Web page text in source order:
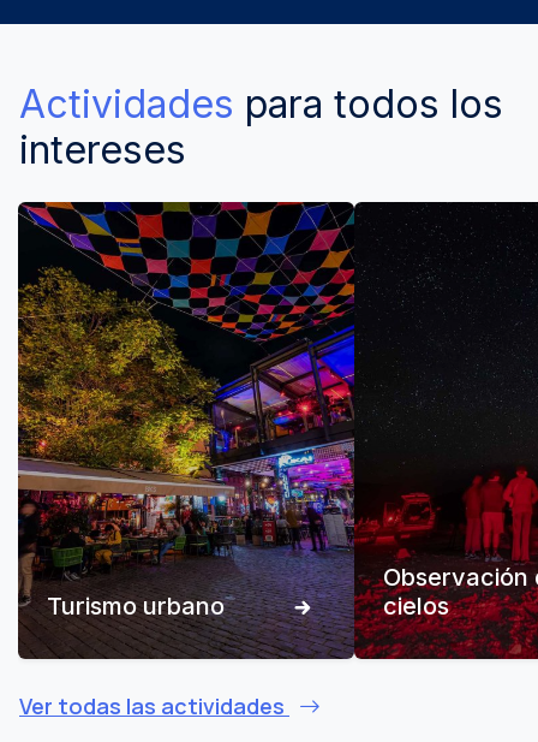
Actividades para todos los
intereses
Turismo urbano
Observación
cielos
Ver todas las actividades